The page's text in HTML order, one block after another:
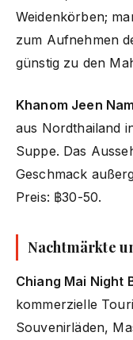
Weidenkörben;
zum Aufnehmen
günstig zu den
Khanom Jeen
aus Nordthailand
Suppe. Das
Geschmack
Preis: ฿30-50.
Nachtmärkte
Chiang Mai Night
kommerzielle
Souvenirläden,